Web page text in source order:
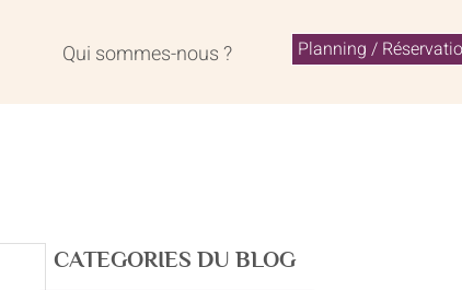
Qui sommes-nous ? Planning /
CATEGORIES DU BLOG